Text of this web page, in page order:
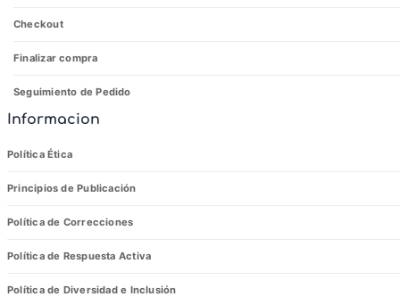
Checkout
Finalizar compra
Seguimiento de Pedido
Informacion
Política Ética
Principios de Publicación
Política de Correcciones
Política de Respuesta Activa
Política de Diversidad e Inclusión